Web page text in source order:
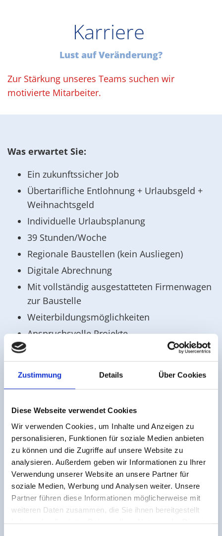
Zustimmung Details Über Cookies
Diese Webseite verwendet Cookies
Wir verwenden Cookies, um Inhalte und Anzeigen zu
personalisieren, Funktionen für soziale Medien anbieten
zu können und die Zugriffe auf unsere Website zu
analysieren. Außerdem geben wir Informationen zu Ihrer
Verwendung unserer Website an unsere Partner für
soziale Medien, Werbung und Analysen weiter. Unsere
Partner führen diese Informationen möglicherweise mit
weiteren Daten zusammen, die Sie ihnen bereitgestellt
Karriere
Lust auf Veränderung?
Zur Stärkung unseres Teams suchen wir
motivierte Mitarbeiter.
Was erwartet Sie:
Ein zukunftssicher Job
Übertarifliche Entlohnung + Urlaubsgeld +
Weihnachtsgeld
Individuelle Urlaubsplanung
39 Stunden/Woche
Regionale Baustellen (kein Ausliegen)
Digitale Abrechnung
Mit vollständig ausgestatteten Firmenwagen
zur Baustelle
Weiterbildungsmöglichkeiten
Anspruchsvolle Projekte
Bei Interesse bewerben Sie sich mit den
üblichen Unterlagen
persönlichnach Terminvereinbarung unter
03881 – 29 46
per E-Mailunterinfo@malersievers.de
onlinemit dem nebenstehenden Formular
per Postan
Maler Sievers